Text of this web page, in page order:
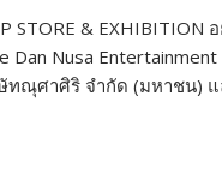
STORE & EXHIBITION
Nusa
ทณุศาศิริ จำกัด (มหาชน)